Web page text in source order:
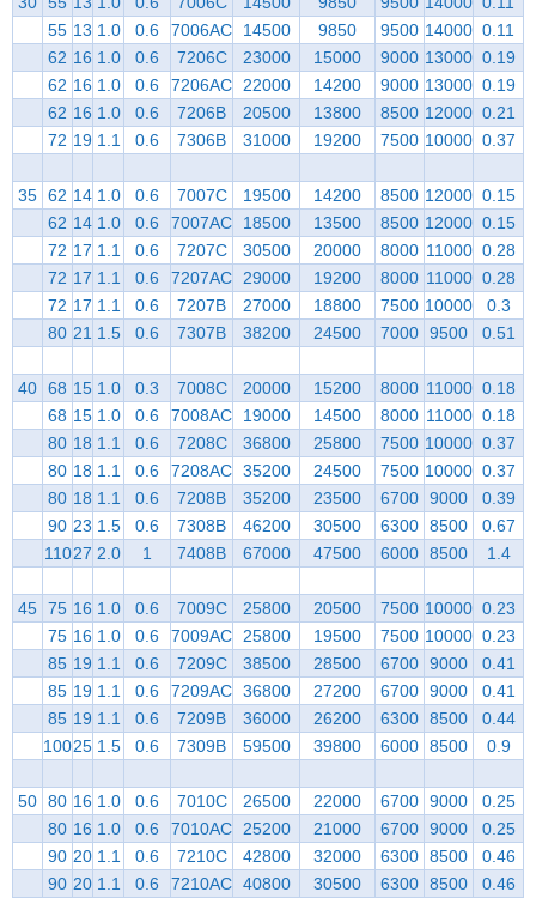
55 13 1.0 0.6 7006AC 14500 9850 9500 14000 0.11
62 16 1.0 0.6 7206C 23000 15000 9000 13000 0.19
62 16 1.0 0.6 7206AC 22000 14200 9000 13000 0.19
62 16 1.0 0.6 7206B 20500 13800 8500 12000 0.21
72 19 1.1 0.6 7306B 31000 19200 7500 10000 0.37
35 62 14 1.0 0.6 7007C 19500 14200 8500 12000 0.15
62 14 1.0 0.6 7007AC 18500 13500 8500 12000 0.15
72 17 1.1 0.6 7207C 30500 20000 8000 11000 0.28
72 17 1.1 0.6 7207AC 29000 19200 8000 11000 0.28
72 17 1.1 0.6 7207B 27000 18800 7500 10000
0.3
80 21 1.5 0.6 7307B 38200 24500 7000 9500 0.51
40 68 15 1.0 0.3 7008C 20000 15200 8000 11000 0.18
68 15 1.0 0.6 7008AC 19000 14500 8000 11000 0.18
80 18 1.1 0.6 7208C 36800 25800 7500 10000 0.37
80 18 1.1 0.6 7208AC 35200 24500 7500 10000 0.37
80 18 1.1 0.6 7208B 35200 23500 6700 9000
0.39
90 23 1.5 0.6 7308B 46200 30500 6300 8500
0.67
11027 2.0 1 7408B 67000 47500 6000 8500 1.4
45 75 16 1.0 0.6 7009C 25800 20500 7500 10000 0.23
75 16 1.0 0.6 7009AC 25800 19500 7500 10000 0.23
85 19 1.1 0.6 7209C 38500 28500 6700 9000
0.41
85 19 1.1 0.6 7209AC 36800 27200 6700 9000
0.41
85 19 1.1 0.6 7209B 36000 26200 6300 8500
0.44
10025 1.5 0.6 7309B 59500 39800 6000 8500 0.9
50 80 16 1.0 0.6 7010C 26500 22000 6700 9000
0.25
80 16 1.0 0.6 7010AC 25200 21000 6700 9000
0.25
90 20 1.1 0.6 7210C 42800 32000 6300 8500
0.46
90 20 1.1 0.6 7210AC 40800 30500 6300 8500 0.46